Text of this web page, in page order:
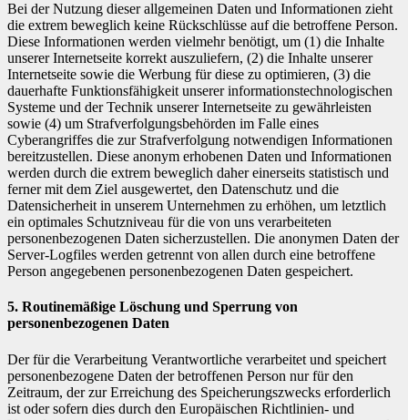
Bei der Nutzung dieser allgemeinen Daten und Informationen zieht
die extrem beweglich keine Rückschlüsse auf die betroffene Person.
Diese Informationen werden vielmehr benötigt, um (1) die Inhalte
unserer Internetseite korrekt auszuliefern, (2) die Inhalte unserer
Internetseite sowie die Werbung für diese zu optimieren, (3) die
dauerhafte Funktionsfähigkeit unserer informationstechnologischen
Systeme und der Technik unserer Internetseite zu gewährleisten
sowie (4) um Strafverfolgungsbehörden im Falle eines
Cyberangriffes die zur Strafverfolgung notwendigen Informationen
bereitzustellen. Diese anonym erhobenen Daten und Informationen
werden durch die extrem beweglich daher einerseits statistisch und
ferner mit dem Ziel ausgewertet, den Datenschutz und die
Datensicherheit in unserem Unternehmen zu erhöhen, um letztlich
ein optimales Schutzniveau für die von uns verarbeiteten
personenbezogenen Daten sicherzustellen. Die anonymen Daten der
Server-Logfiles werden getrennt von allen durch eine betroffene
Person angegebenen personenbezogenen Daten gespeichert.
5. Routinemäßige Löschung und Sperrung von
personenbezogenen Daten
Der für die Verarbeitung Verantwortliche verarbeitet und speichert
personenbezogene Daten der betroffenen Person nur für den
Zeitraum, der zur Erreichung des Speicherungszwecks erforderlich
ist oder sofern dies durch den Europäischen Richtlinien- und